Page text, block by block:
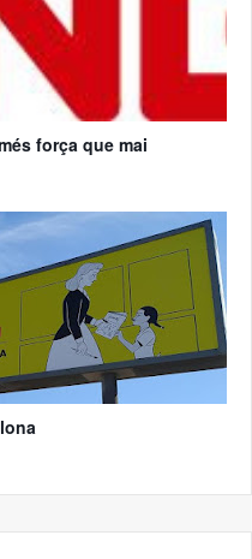
força que mai